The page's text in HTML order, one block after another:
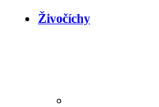
Živočíchy